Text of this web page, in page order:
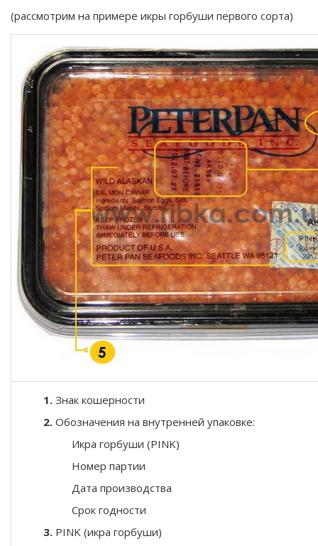
(рассмотрим на примере икры горбуши первого сорта)
1. Знак кошерности
2. Обозначения на внутренней упаковке:
Икра горбуши (PINK)
Номер партии
Дата производства
Срок годности
3. PINK (икра горбуши)